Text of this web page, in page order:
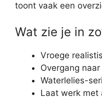
toont vaak een
Wat zie je in
Vroege
Overgang
Waterlelies-
Laat werk met